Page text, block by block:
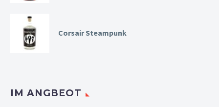
Corsair Steampunk
IM ANGBEOT